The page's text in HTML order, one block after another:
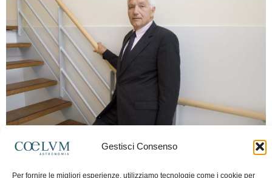
Gestisci Consenso
Per fornire le migliori esperienze, utilizziamo tecnologie come i cookie per
Frida Paolella - 16 Giugno 2026 0
spaziale europea e della missione Planck. Il dialogo ripercorre i principali